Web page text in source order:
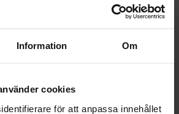
Information Om
cookies
för att anpassa innehållet